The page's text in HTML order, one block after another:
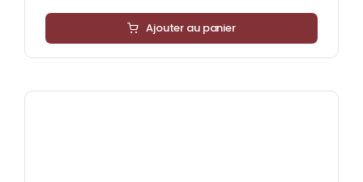
Ajouter au panier